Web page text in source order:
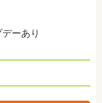
ーあり